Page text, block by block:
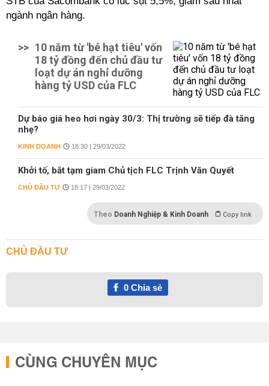
ngành ngân hàng.
>> 10 năm từ 'bé hạt tiêu' vốn
18 tỷ đồng đến chủ đầu tư
loạt dự án nghỉ dưỡng
hàng tỷ USD của FLC
Dự báo giá heo hơi ngày 30/3: Thị trường sẽ tiếp đà tăng
nhẹ?
KINH DOANH 18:30 | 29/03/2022
Khởi tố, bắt tạm giam Chủ tịch FLC Trịnh Văn Quyết
CHỦ ĐẦU TƯ 18:17 | 29/03/2022
Theo Doanh Nghiệp & Kinh Doanh Copy link
CHỦ ĐẦU TƯ
0Chia sẻ
CÙNG CHUYÊN MỤC